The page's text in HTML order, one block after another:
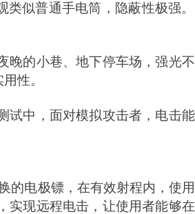
类似普通手电筒，隐蔽性极强
晚的小巷、地下停车场，强光
性。
试中，面对模拟攻击者，电击
的电极镖，在有效射程内，使
实现远程电击，让使用者能够